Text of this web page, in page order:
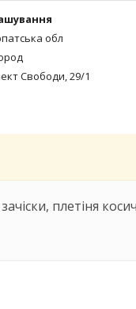
обл
Свободи, 29/1
плетіня